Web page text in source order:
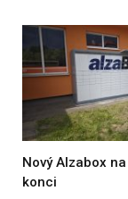
Nový Alzabox
konci